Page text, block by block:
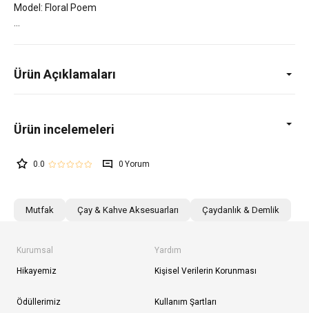
Model: Floral Poem
Ürün Açıklamaları
0.0 0
Mutfak Çay & Kahve Aksesuarları Çaydanlık & Demlik
Kurumsal
Hikayemiz
Ödüllerimiz
Yardım
Kişisel Verilerin Korunması
Kullanım Şartları